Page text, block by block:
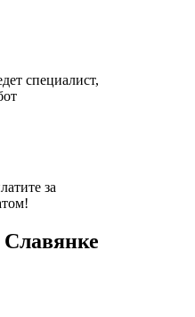
специалист,
за